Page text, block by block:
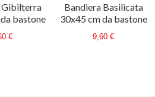
Gibilterra
bastone
€
Bandiera Basilicata
30x45 cm da bastone
9,60 €